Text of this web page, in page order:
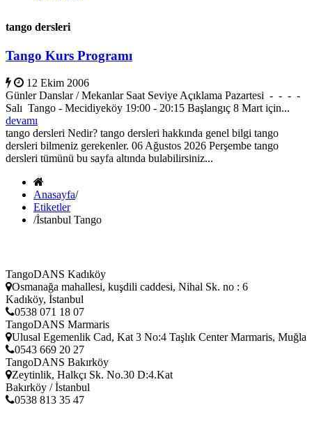
tango dersleri
Tango Kurs Programı
12 Ekim 2006
Günler Danslar / Mekanlar Saat Seviye Açıklama Pazartesi - - - -
Salı Tango - Mecidiyeköy 19:00 - 20:15 Başlangıç 8 Mart için...
devamı
tango dersleri Nedir? tango dersleri hakkında genel bilgi tango
dersleri bilmeniz gerekenler. 06 Ağustos 2026 Perşembe tango
dersleri tümünü bu sayfa altında bulabilirsiniz...
Anasayfa/
Etiketler
/İstanbul Tango
TangoDANS Kadıköy
Osmanağa mahallesi, kuşdili caddesi, Nihal Sk. no : 6
Kadıköy, İstanbul
0538 071 18 07
TangoDANS Marmaris
Ulusal Egemenlik Cad, Kat 3 No:4 Taşlık Center Marmaris, Muğla
0543 669 20 27
TangoDANS Bakırköy
Zeytinlik, Halkçı Sk. No.30 D:4.Kat
Bakırköy / İstanbul
0538 813 35 47